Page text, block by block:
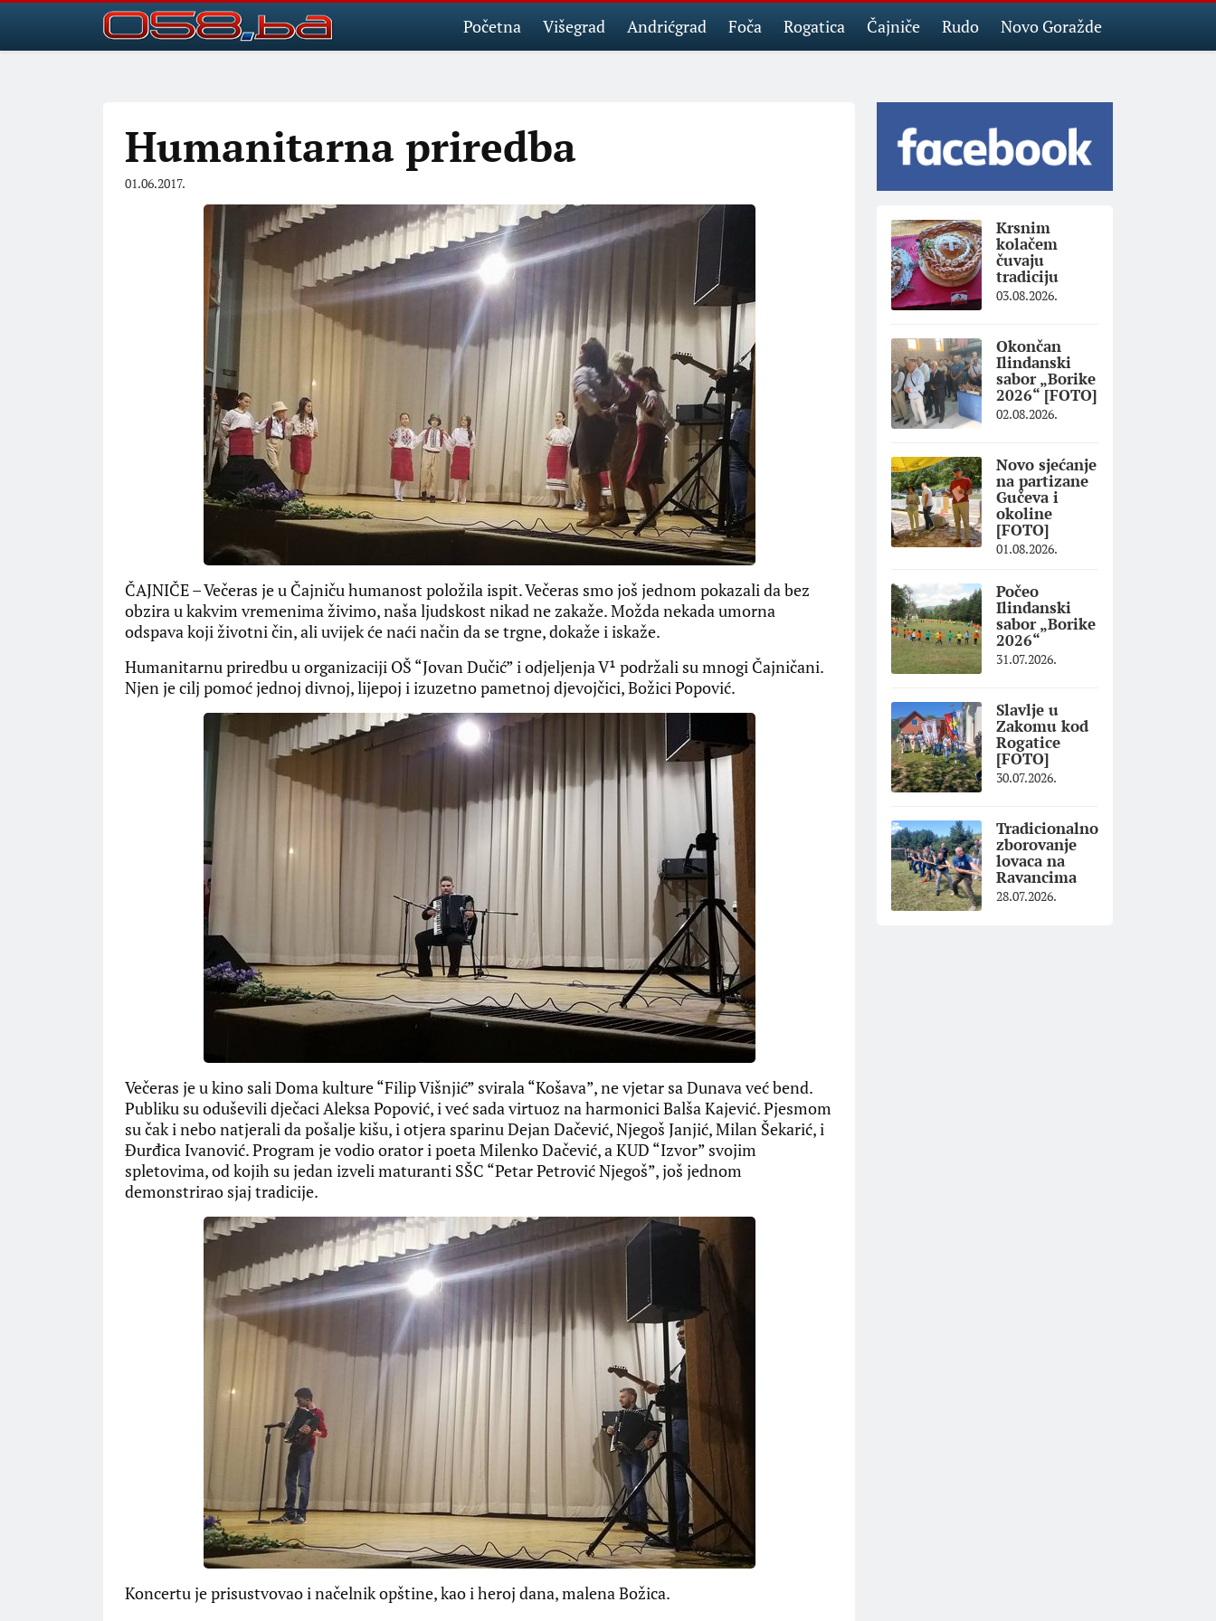
Početna Višegrad Andrićgrad Foča Rogatica Čajniče Rudo Novo Goražde
Humanitarna priredba
01.06.2017.
ČAJNIČE – Večeras je u Čajniču humanost položila ispit. Večeras smo još jednom pokazali da bez
obzira u kakvim vremenima živimo, naša ljudskost nikad ne zakaže. Možda nekada umorna
odspava koji životni čin, ali uvijek će naći način da se trgne, dokaže i iskaže.
Humanitarnu priredbu u organizaciji OŠ “Jovan Dučić” i odjeljenja V¹ podržali su mnogi Čajničani.
Njen je cilj pomoć jednoj divnoj, lijepoj i izuzetno pametnoj djevojčici, Božici Popović.
Večeras je u kino sali Doma kulture “Filip Višnjić” svirala “Košava”, ne vjetar sa Dunava već bend.
Publiku su oduševili dječaci Aleksa Popović, i već sada virtuoz na harmonici Balša Kajević. Pjesmom
su čak i nebo natjerali da pošalje kišu, i otjera sparinu Dejan Dačević, Njegoš Janjić, Milan Šekarić, i
Đurđica Ivanović. Program je vodio orator i poeta Milenko Dačević, a KUD “Izvor” svojim
spletovima, od kojih su jedan izveli maturanti SŠC “Petar Petrović Njegoš”, još jednom
demonstrirao sjaj tradicije.
Koncertu je prisustvovao i načelnik opštine, kao i heroj dana, malena Božica.
Krsnim
kolačem
čuvaju
tradiciju
03.08.2026.
Okončan
Ilindanski
sabor „Borike
2026“ [FOTO]
02.08.2026.
Novo sjećanje
na partizane
Gučeva i
okoline
[FOTO]
01.08.2026.
Počeo
Ilindanski
sabor „Borike
2026“
31.07.2026.
Slavlje u
Zakomu kod
Rogatice
[FOTO]
30.07.2026.
Tradicionalno
zborovanje
lovaca na
Ravancima
28.07.2026.